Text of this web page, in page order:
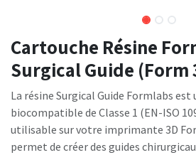
Cartouche Résine
Surgical Guide (Form
La résine Surgical Guide Formlabs est
biocompatible de Classe 1 (EN-ISO
utilisable sur votre imprimante 3D
permet de créer des guides